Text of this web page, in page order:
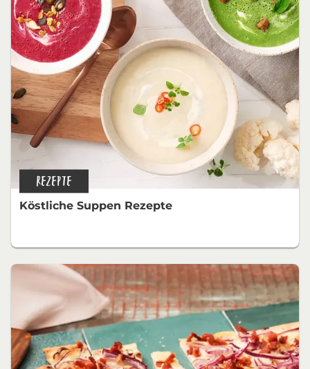
REZEPTE
Köstliche Suppen Rezepte